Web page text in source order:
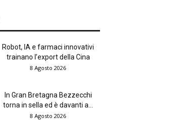
Robot, IA e farmaci innovativi
trainano l’export della Cina
8 Agosto 2026
In Gran Bretagna Bezzecchi
torna in sella ed è davanti a...
8 Agosto 2026